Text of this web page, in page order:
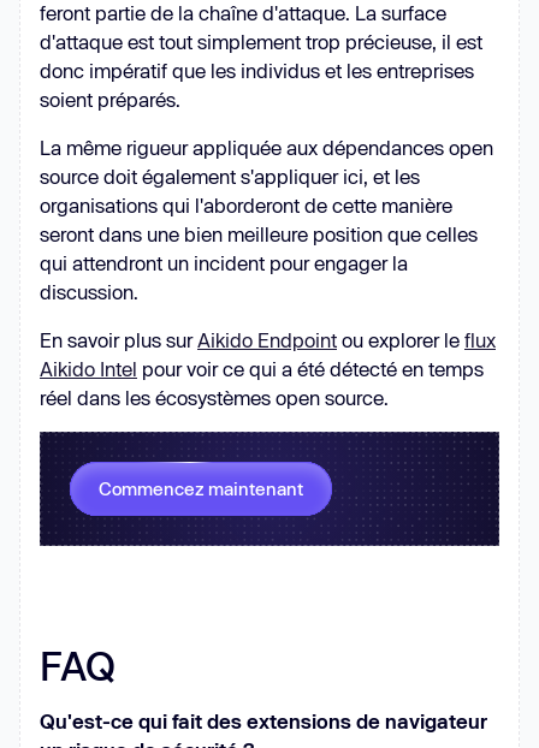
feront partie de la chaîne d'attaque. La surface
d'attaque est tout simplement trop précieuse, il est
donc impératif que les individus et les entreprises
soient préparés.
La même rigueur appliquée aux dépendances open
source doit également s'appliquer ici, et les
organisations qui l'aborderont de cette manière
seront dans une bien meilleure position que celles
qui attendront un incident pour engager la
discussion.
En savoir plus surAikido Endpoint ou explorer le flux
Aikido Intel pour voir ce qui a été détecté en temps
réel dans les écosystèmes open source.
Commencez maintenant
FAQ
Qu'est-ce qui fait des extensions de navigateur